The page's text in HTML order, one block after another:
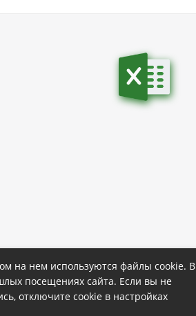
на нем используются файлы cookie. В
посещениях сайта. Если вы не
отключите cookie в настройках